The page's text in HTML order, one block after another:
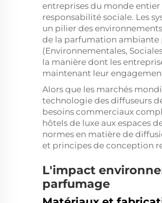
entreprises du monde
responsabilité sociale. Les
un pilier des
de la parfumation ambiante
(Environnementales,
la manière dont les
maintenant leur
Alors que les marchés
technologie des diffuseurs
besoins commerciaux
hôtels de luxe aux espaces
normes en matière de
et principes de conception
L'impact
parfumage